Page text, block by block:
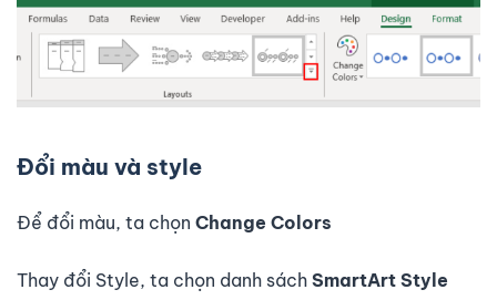
Đổi màu và style
Để đổi màu, ta chọn Change Colors
Thay đổi Style, ta chọn danh sách SmartArt Style